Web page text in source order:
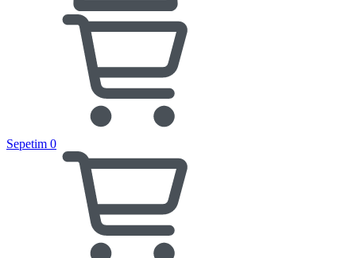
Sepetim 0